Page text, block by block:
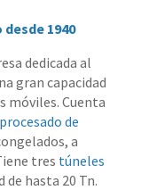
1940
dedicada al
gran capacidad
móviles. Cuenta
procesado de
a
tres túneles
de hasta 20 Tn.